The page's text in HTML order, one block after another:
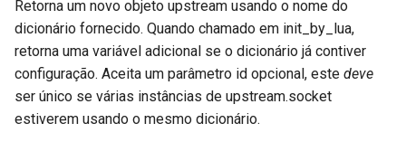
internal-redirect
ipscrub
Retorna um novo objeto upstream usando o nome do
dicionário fornecido. Quando chamado em init_by_lua,
retorna uma variável adicional se o dicionário já contiver
configuração. Aceita um parâmetro id opcional, este deve
ser único se várias instâncias de upstream.socket
estiverem usando o mesmo dicionário.